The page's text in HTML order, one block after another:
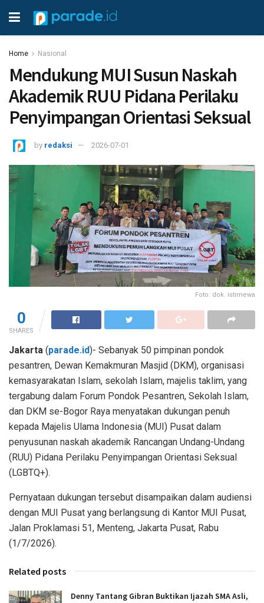
Home Nasional
Mendukung MUI Susun Naskah
Akademik RUU Pidana Perilaku
Penyimpangan Orientasi Seksual
by redaksi 2026-07-01
Foto: dok. istimewa
0
SHARES
Jakarta (parade.id)- Sebanyak 50 pimpinan pondok
pesantren, Dewan Kemakmuran Masjid (DKM), organisasi
kemasyarakatan Islam, sekolah Islam, majelis taklim, yang
tergabung dalam Forum Pondok Pesantren, Sekolah Islam,
dan DKM se-Bogor Raya menyatakan dukungan penuh
kepada Majelis Ulama Indonesia (MUI) Pusat dalam
penyusunan naskah akademik Rancangan Undang-Undang
(RUU) Pidana Perilaku Penyimpangan Orientasi Seksual
(LGBTQ+).
Pernyataan dukungan tersebut disampaikan dalam audiensi
dengan MUI Pusat yang berlangsung di Kantor MUI Pusat,
Jalan Proklamasi 51, Menteng, Jakarta Pusat, Rabu
(1/7/2026).
Related posts
Denny Tantang Gibran Buktikan Ijazah SMA Asli,